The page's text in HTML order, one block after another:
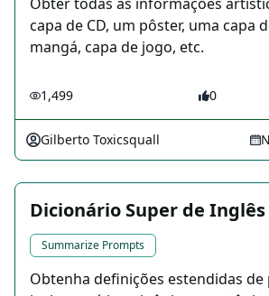
Obter todas as informações
capa de CD, um pôster, uma capa
mangá, capa de jogo, etc.
1,499 0
Gilberto Toxicsquall
Dicionário Super de Inglês
Summarize Prompts
Obtenha definições estendidas de